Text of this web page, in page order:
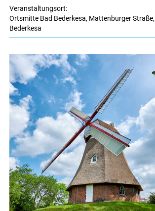
Veranstaltungsort:
Ortsmitte Bad Bederkesa, Mattenburger Straße,
Bederkesa